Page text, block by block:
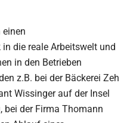
einen
die reale Arbeitswelt und
in den Betrieben
z.B. bei der Bäckerei Zeh
Wissinger auf der Insel
bei der Firma Thomann